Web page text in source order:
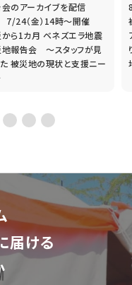
のアーカイブを配信
7/24（金）14時～開催
ら1カ月 ベネズエラ地震
報告会 ～スタッフが見
被災地の現状と支援ニー
届ける